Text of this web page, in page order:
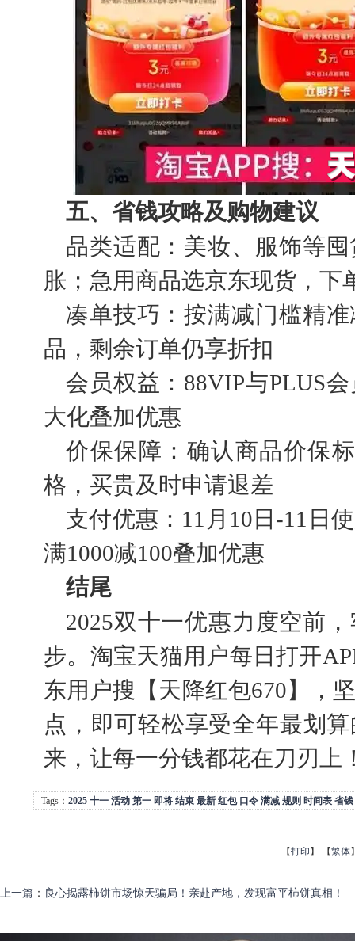
五、省钱攻略及购物建议
品类适配：美妆、服饰等
胀；急用商品选京东现货，下
凑单技巧：按满减门槛精
品，剩余订单仍享折扣
会员权益：88VIP与PLUS
大化叠加优惠
价保保障：确认商品价保
格，买贵及时申请退差
支付优惠：11月10日-11日
满1000减100叠加优惠
结尾
2025双十一优惠力度空前
步。淘宝天猫用户每日打开
东用户搜【天降红包670】，
点，即可轻松享受全年最划
来，让每一分钱都花在刀刃上
Tags： 2025 十一 活动 第一 即将 结束 最新 红包 口令 满减 规则 时间表 省钱
【打印 】 【繁体
上一篇 ： 良心揭露柿饼市场惊天骗局！亲赴产地，发现富平柿饼真相！